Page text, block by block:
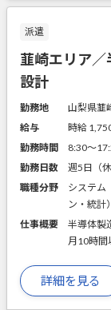
派遣
韮崎エリア
設計
勤務地
山梨県韮
給与
時給
勤務時間
8:30～
勤務日数
週5日（
職種分野
システム
ン・統計）
仕事概要
半導体製
月10時間
詳細を見る